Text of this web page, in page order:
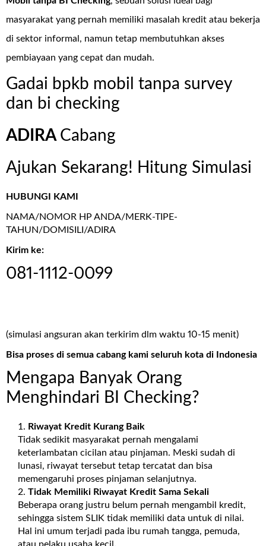
masyarakat yang pernah memiliki masalah kredit atau bekerja
di sektor informal, namun tetap membutuhkan akses
pembiayaan yang cepat dan mudah.
Gadai bpkb mobil tanpa survey
dan bi checking
ADIRA Cabang
Ajukan Sekarang! Hitung Simulasi
HUBUNGI KAMI
NAMA/NOMOR HP ANDA/MERK-TIPE-
TAHUN/DOMISILI/ADIRA
Kirim ke:
081-1112-0099
(simulasi angsuran akan terkirim dlm waktu 10-15 menit)
Bisa proses di semua cabang kami seluruh kota di Indonesia
Mengapa Banyak Orang
Menghindari BI Checking?
Riwayat Kredit Kurang Baik
Tidak sedikit masyarakat pernah mengalami
keterlambatan cicilan atau pinjaman. Meski sudah di
lunasi, riwayat tersebut tetap tercatat dan bisa
memengaruhi proses pinjaman selanjutnya.
Tidak Memiliki Riwayat Kredit Sama Sekali
Beberapa orang justru belum pernah mengambil kredit,
sehingga sistem SLIK tidak memiliki data untuk di nilai.
Hal ini umum terjadi pada ibu rumah tangga, pemuda,